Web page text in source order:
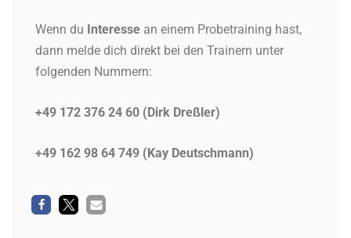
Wenn du Interesse an einem Probetraining hast,
dann melde dich direkt bei den Trainern unter
folgenden Nummern:
+49 172 376 24 60 (Dirk Dreßler)
+49 162 98 64 749 (Kay Deutschmann)